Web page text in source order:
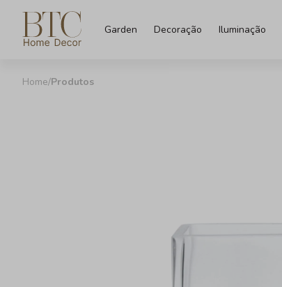
Garden Decoração Iluminação
Produtos